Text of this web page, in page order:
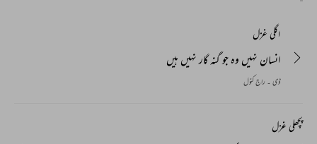
اگلی غزل
انسان نہیں وہ جو گنہ گار نہیں ہیں
ڈی ۔ راج کنول
پچھلی غزل